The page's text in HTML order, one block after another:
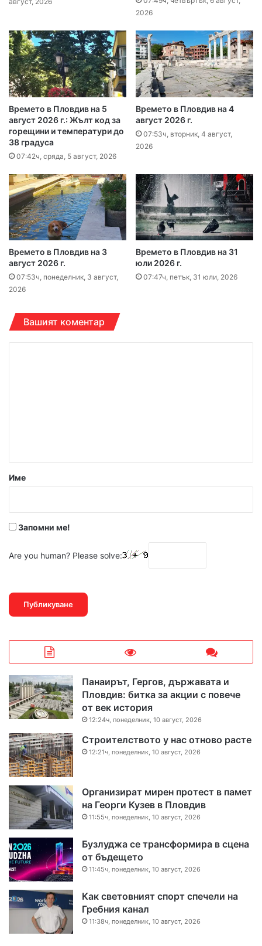
2026
Времето в Пловдив на 5
август 2026 г.: Жълт код за
горещини и температури до
38 градуса
07:42ч, сряда, 5 август, 2026
Времето в Пловдив на 4
август 2026 г.
07:53ч, вторник, 4 август,
2026
Времето в Пловдив на 3
август 2026 г.
07:53ч, понеделник, 3 август,
2026
Времето в Пловдив на 31
юли 2026 г.
07:47ч, петък, 31 юли, 2026
Вашият коментар
р
Име
Запомни ме!
Are you human? Please solve:
Панаирът, Гергов, държавата и
Пловдив: битка за акции с повече
от век история
12:24ч, понеделник, 10 август, 2026
Строителството у нас отново расте
12:21ч, понеделник, 10 август, 2026
Организират мирен протест в памет
на Георги Кузев в Пловдив
11:55ч, понеделник, 10 август, 2026
Бузлуджа се трансформира в сцена
от бъдещето
11:45ч, понеделник, 10 август, 2026
Как световният спорт спечели на
Гребния канал
11:38ч, понеделник, 10 август, 2026